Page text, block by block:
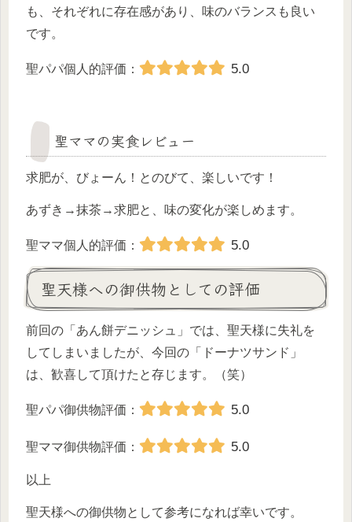
も、それぞれに存在感があり、味のバランスも良い
です。
聖パパ個人的評価： 5.0
聖ママの実食レビュー
求肥が、びょーん！とのびて、楽しいです！
あずき→抹茶→求肥と、味の変化が楽しめます。
聖ママ個人的評価： 5.0
聖天様への御供物としての評価
前回の「あん餅デニッシュ」では、聖天様に失礼を
してしまいましたが、今回の「ドーナツサンド」
は、歓喜して頂けたと存じます。（笑）
聖パパ御供物評価： 5.0
聖ママ御供物評価： 5.0
以上
聖天様への御供物として参考になれば幸いです。